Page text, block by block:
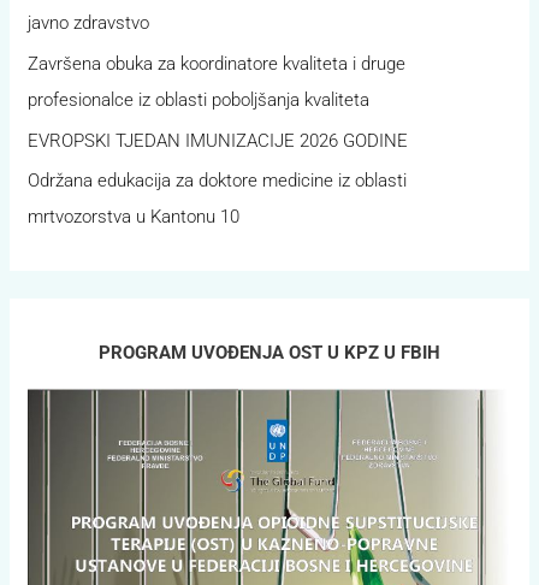
javno zdravstvo
Završena obuka za koordinatore kvaliteta i druge
profesionalce iz oblasti poboljšanja kvaliteta
EVROPSKI TJEDAN IMUNIZACIJE 2026 GODINE
Održana edukacija za doktore medicine iz oblasti
mrtvozorstva u Kantonu 10
PROGRAM UVOĐENJA OST U KPZ U FBIH